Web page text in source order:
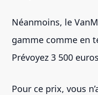
Néanmoins, le
gamme comme en
Prévoyez 3 500
Pour ce prix, vous